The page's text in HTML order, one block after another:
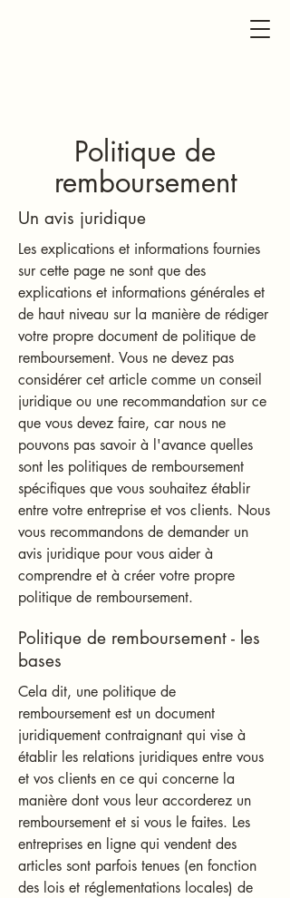
Politique de
remboursement
Un avis juridique
Les explications et informations fournies
sur cette page ne sont que des
explications et informations générales et
de haut niveau sur la manière de rédiger
votre propre document de politique de
remboursement. Vous ne devez pas
considérer cet article comme un conseil
juridique ou une recommandation sur ce
que vous devez faire, car nous ne
pouvons pas savoir à l'avance quelles
sont les politiques de remboursement
spécifiques que vous souhaitez établir
entre votre entreprise et vos clients. Nous
vous recommandons de demander un
avis juridique pour vous aider à
comprendre et à créer votre propre
politique de remboursement.
Politique de remboursement - les
bases
Cela dit, une politique de
remboursement est un document
juridiquement contraignant qui vise à
établir les relations juridiques entre vous
et vos clients en ce qui concerne la
manière dont vous leur accorderez un
remboursement et si vous le faites. Les
entreprises en ligne qui vendent des
articles sont parfois tenues (en fonction
des lois et réglementations locales) de